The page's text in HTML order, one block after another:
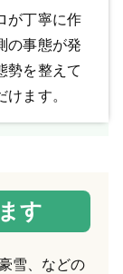
が丁寧に作
の事態が発
勢を整えて
ます。
す
雪、などの